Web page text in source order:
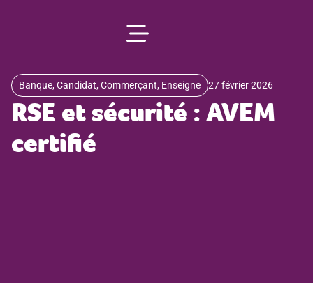
Banque,Candidat,Commerçant, Enseigne 27 février 2026
RSE et sécurité : AVEM
certifié